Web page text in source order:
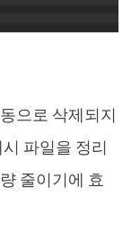
으로 삭제되지
파일을 정리
줄이기에 효